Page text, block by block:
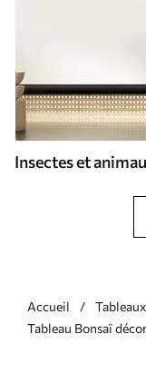
Insectes et
Accueil Tableaux
Tableau Bonsaï